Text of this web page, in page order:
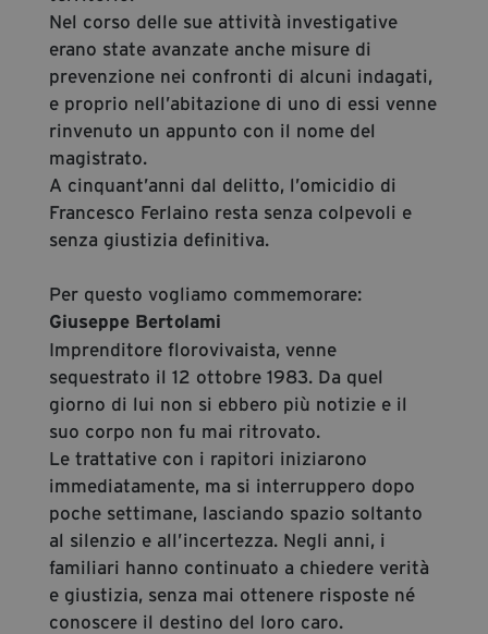
Nel corso delle sue attività investigative
erano state avanzate anche misure di
prevenzione nei confronti di alcuni indagati,
e proprio nell’abitazione di uno di essi venne
rinvenuto un appunto con il nome del
magistrato.
A cinquant’anni dal delitto, l’omicidio di
Francesco Ferlaino resta senza colpevoli e
senza giustizia definitiva.
Per questo vogliamo commemorare:
Giuseppe Bertolami
Imprenditore florovivaista, venne
sequestrato il 12 ottobre 1983. Da quel
giorno di lui non si ebbero più notizie e il
suo corpo non fu mai ritrovato.
Le trattative con i rapitori iniziarono
immediatamente, ma si interruppero dopo
poche settimane, lasciando spazio soltanto
al silenzio e all’incertezza. Negli anni, i
familiari hanno continuato a chiedere verità
e giustizia, senza mai ottenere risposte né
conoscere il destino del loro caro.